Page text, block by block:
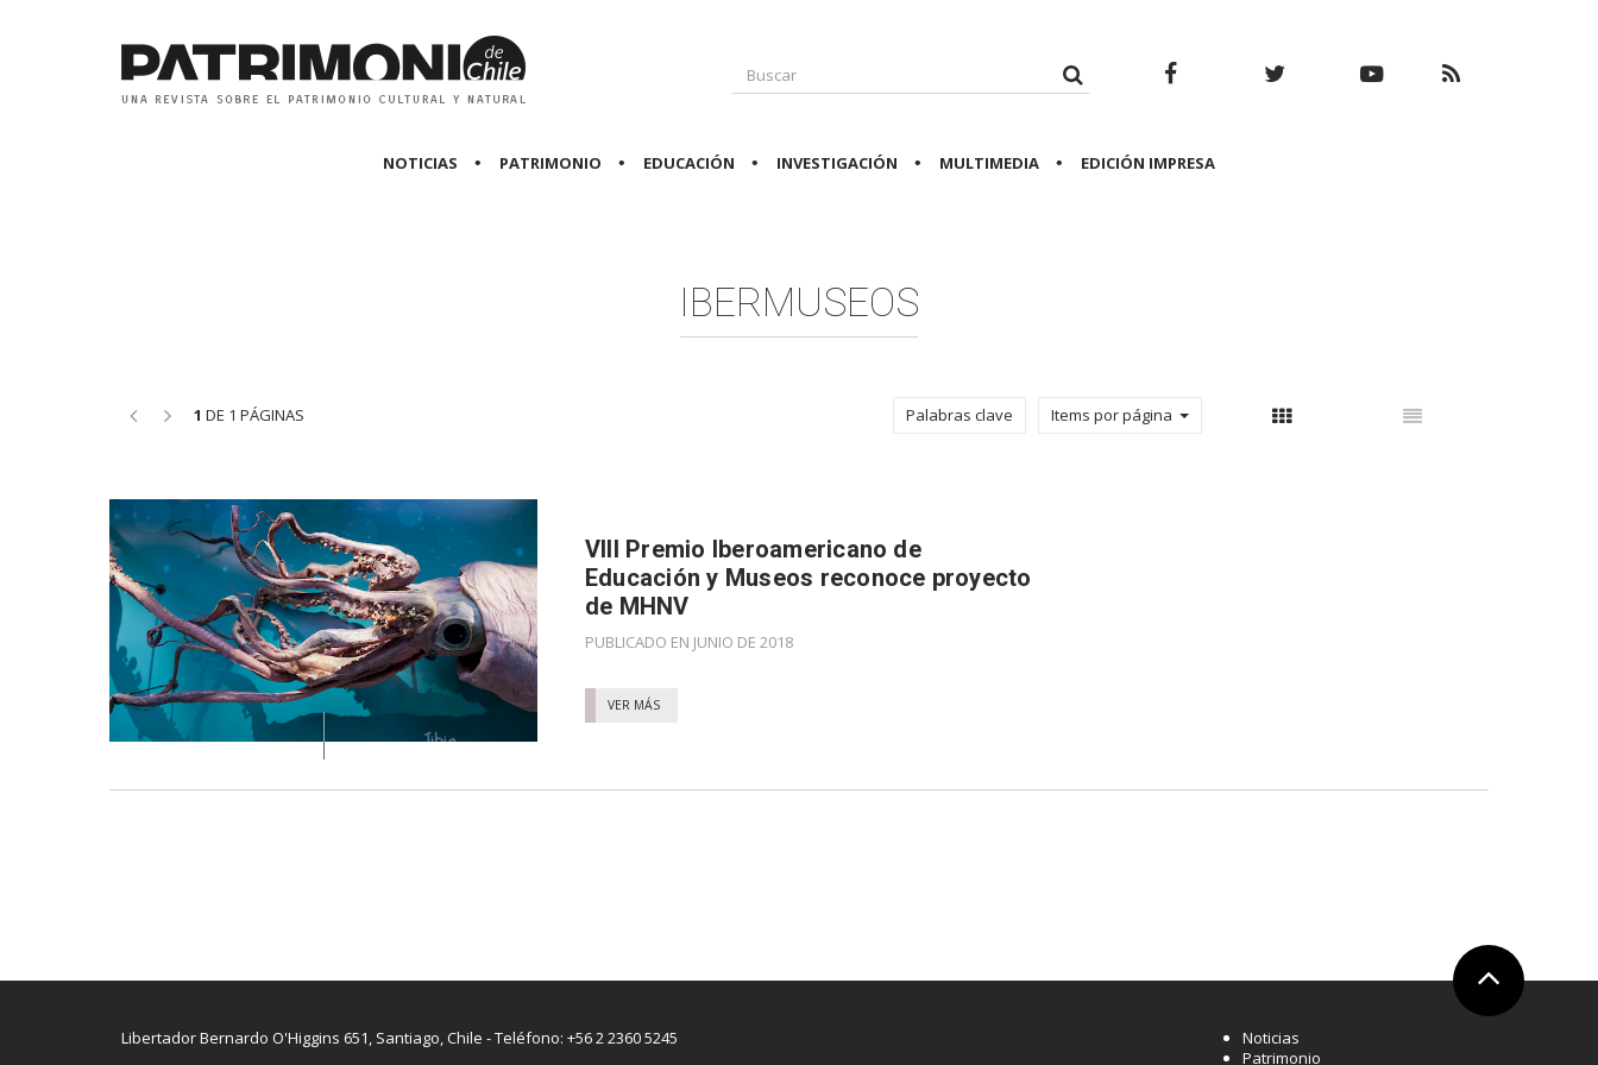
NOTICIAS PATRIMONIO EDUCACIÓN INVESTIGACIÓN MULTIMEDIA EDICIÓN IMPRESA
IBERMUSEOS
<< >> 1 DE 1 PÁGINAS Palabras clave Items por página Con thumbnail Sin thumbnail
VIII Premio Iberoamericano de
Educación y Museos reconoce proyecto
de MHNV
PUBLICADO EN JUNIO DE 2018
VER MÁS
Ir arriba
Libertador Bernardo O'Higgins 651, Santiago, Chile - Teléfono: +56 2 2360 5245
Noticias
Patrimonio